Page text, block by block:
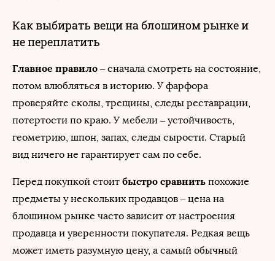
Как выбирать вещи на блошином рынке и
не переплатить
Главное правило – сначала смотреть на состояние,
потом влюбляться в историю. У фарфора
проверяйте сколы, трещины, следы реставрации,
потертости по краю. У мебели – устойчивость,
геометрию, шпон, запах, следы сырости. Старый
вид ничего не гарантирует сам по себе.
Перед покупкой стоит быстро сравнить похожие
предметы у нескольких продавцов – цена на
блошином рынке часто зависит от настроения
продавца и уверенности покупателя. Редкая вещь
может иметь разумную цену, а самый обычный